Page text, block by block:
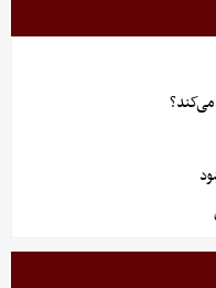
می‌کند؟